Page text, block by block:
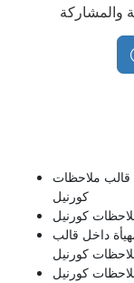
قالب ملاحظات
كورنيل
كورنيل
داخل قالب
كورنيل
كورنيل